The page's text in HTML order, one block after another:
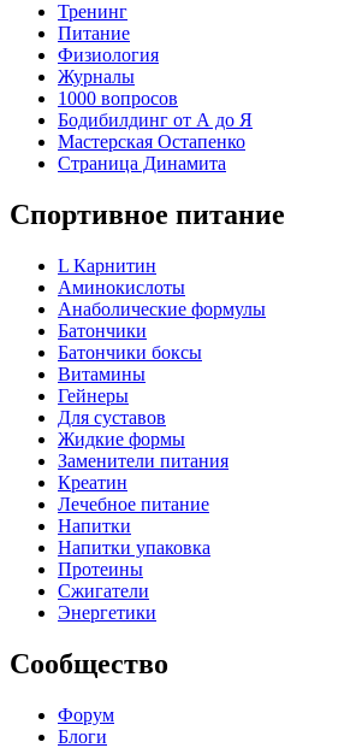
Тренинг
Питание
Физиология
Журналы
1000 вопросов
Бодибилдинг от А до Я
Мастерская Остапенко
Страница Динамита
Спортивное питание
L Карнитин
Аминокислоты
Анаболические формулы
Батончики
Батончики боксы
Витамины
Гейнеры
Для суставов
Жидкие формы
Заменители питания
Креатин
Лечебное питание
Напитки
Напитки упаковка
Протеины
Сжигатели
Энергетики
Сообщество
Форум
Блоги